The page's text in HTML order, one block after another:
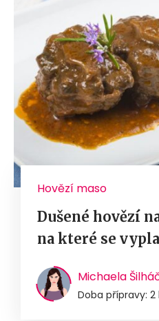
Hovězí maso
Dušené hovězí
na které se
Michaela
Doba přípravy: 2